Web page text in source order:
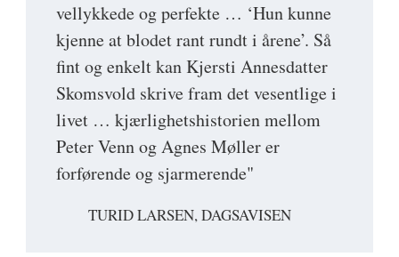
vellykkede og perfekte … ‘Hun kunne
kjenne at blodet rant rundt i årene’. Så
fint og enkelt kan Kjersti Annesdatter
Skomsvold skrive fram det vesentlige i
livet … kjærlighetshistorien mellom
Peter Venn og Agnes Møller er
forførende og sjarmerende"
TURID LARSEN, DAGSAVISEN